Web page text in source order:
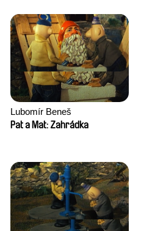
Lubomír Beneš
Pat a Mat: Zahrádka